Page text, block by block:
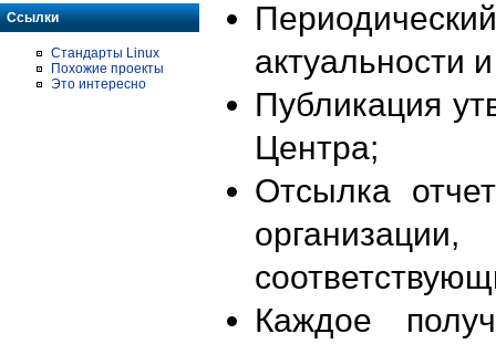
Ссылки
Стандарты Linux
Похожие проекты
Это интересно
актуальности
Публикация
Центра;
Отсылка
Каждое